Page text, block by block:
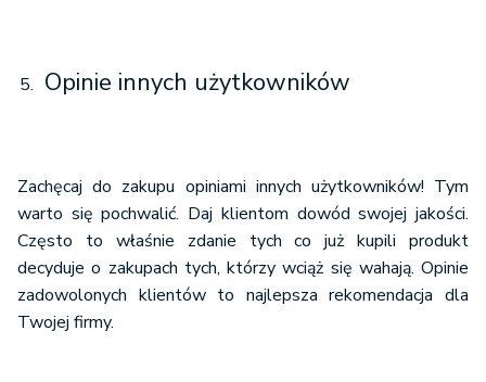
Opinie innych użytkowników
Zachęcaj do zakupu opiniami innych użytkowników! Tym
warto się pochwalić. Daj klientom dowód swojej jakości.
Często to właśnie zdanie tych co już kupili produkt
decyduje o zakupach tych, którzy wciąż się wahają. Opinie
zadowolonych klientów to najlepsza rekomendacja dla
Twojej firmy.